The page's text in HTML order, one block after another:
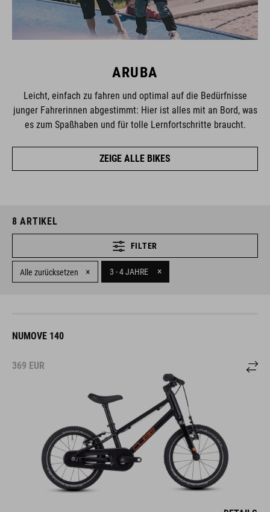
ARUBA
Leicht, einfach zu fahren und optimal auf die Bedürfnisse
junger Fahrerinnen abgestimmt: Hier ist alles mit an Bord, was
es zum Spaßhaben und für tolle Lernfortschritte braucht.
ZEIGE ALLE BIKES
8 ARTIKEL
FILTER
Alle zurücksetzen × 3 - 4 JAHRE ×
NUMOVE 140
369 EUR